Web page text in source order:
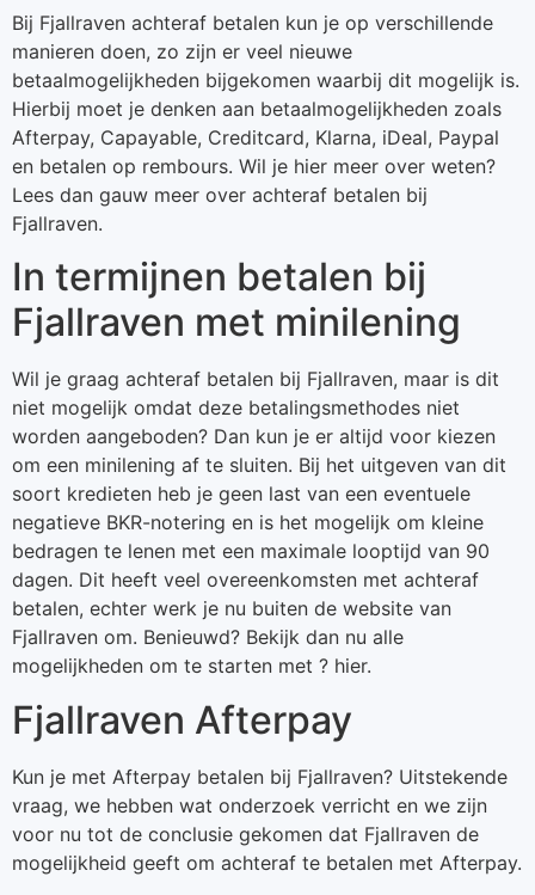
Bij Fjallraven achteraf betalen kun je op verschillende
manieren doen, zo zijn er veel nieuwe
betaalmogelijkheden bijgekomen waarbij dit mogelijk is.
Hierbij moet je denken aan betaalmogelijkheden zoals
Afterpay, Capayable, Creditcard, Klarna, iDeal, Paypal
en betalen op rembours. Wil je hier meer over weten?
Lees dan gauw meer over achteraf betalen bij
Fjallraven.
In termijnen betalen bij
Fjallraven met minilening
Wil je graag achteraf betalen bij Fjallraven, maar is dit
niet mogelijk omdat deze betalingsmethodes niet
worden aangeboden? Dan kun je er altijd voor kiezen
om een minilening af te sluiten. Bij het uitgeven van dit
soort kredieten heb je geen last van een eventuele
negatieve BKR-notering en is het mogelijk om kleine
bedragen te lenen met een maximale looptijd van 90
dagen. Dit heeft veel overeenkomsten met achteraf
betalen, echter werk je nu buiten de website van
Fjallraven om. Benieuwd? Bekijk dan nu alle
mogelijkheden om te starten met ? hier.
Fjallraven Afterpay
Kun je met Afterpay betalen bij Fjallraven? Uitstekende
vraag, we hebben wat onderzoek verricht en we zijn
voor nu tot de conclusie gekomen dat Fjallraven de
mogelijkheid geeft om achteraf te betalen met Afterpay.